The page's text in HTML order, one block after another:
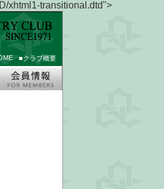
xhtml1-transitional.dtd">
■クラブ概要